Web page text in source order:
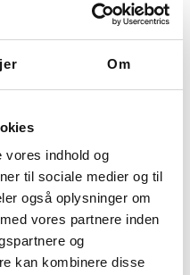
Om
vores indhold og
til sociale medier og til
også oplysninger om
vores partnere inden
og
kan kombinere disse
at man flytter de
og figurer, der skal
unge på
medielinje
multimedie
stu